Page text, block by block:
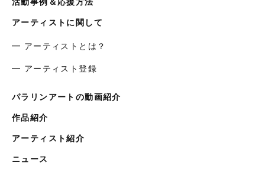
アーティストに関して
━ アーティストとは？
━ アーティスト登録
パラリンアートの動画紹介
作品紹介
アーティスト紹介
ニュース